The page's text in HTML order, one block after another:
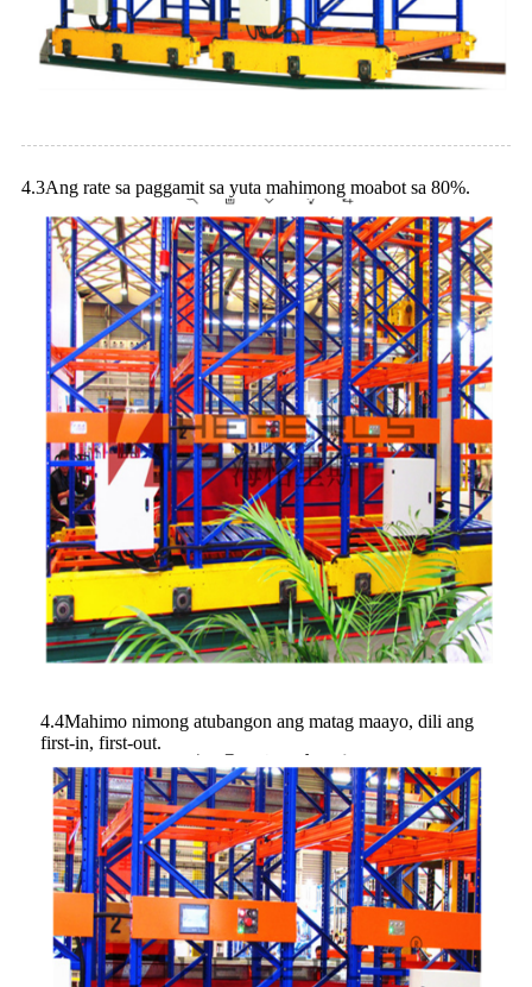
4.3Ang rate sa paggamit sa yuta mahimong moabot sa 80%.
4.4Mahimo nimong atubangon ang matag maayo, dili ang
first-in, first-out.